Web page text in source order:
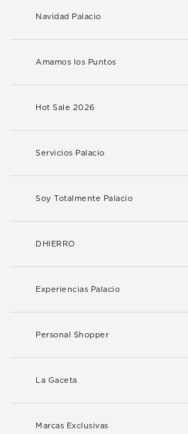
Navidad Palacio
Amamos los Puntos
Hot Sale 2026
Servicios Palacio
Soy Totalmente Palacio
DHIERRO
Experiencias Palacio
Personal Shopper
La Gaceta
Marcas Exclusivas